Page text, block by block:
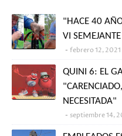
"HACE 40
VI
febrero 12, 2021
QUINI 6: EL
NECESITADA"
septiembre 14,